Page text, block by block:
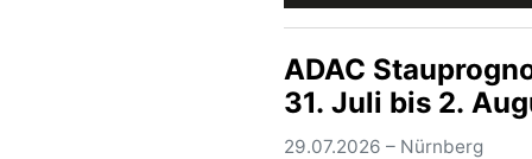
ADAC
31. Juli bis 2.
29.07.2026 – Nürnberg